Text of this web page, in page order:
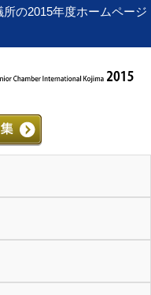
の2015年度ホームページ